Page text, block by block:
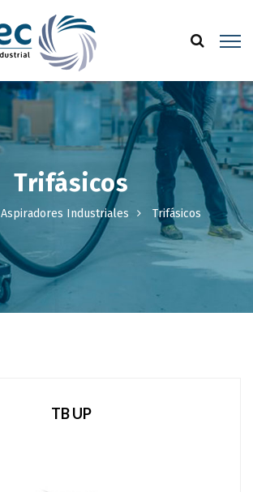
Trifásicos
Aspiradores Industriales Trifásicos
TB UP